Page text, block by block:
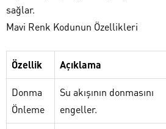
sağlar.
Mavi Renk Kodunun Özellikleri
Özellik Açıklama
Donma
Önleme
Su akışının donmasını
engeller.